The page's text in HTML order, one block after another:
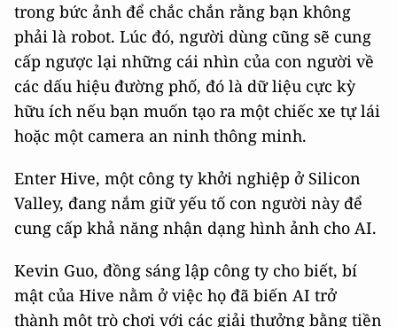
trong bức ảnh để chắc chắn rằng bạn không
phải là robot. Lúc đó, người dùng cũng sẽ cung
cấp ngược lại những cái nhìn của con người về
các dấu hiệu đường phố, đó là dữ liệu cực kỳ
hữu ích nếu bạn muốn tạo ra một chiếc xe tự lái
hoặc một camera an ninh thông minh.
Enter Hive, một công ty khởi nghiệp ở Silicon
Valley, đang nắm giữ yếu tố con người này để
cung cấp khả năng nhận dạng hình ảnh cho AI.
Kevin Guo, đồng sáng lập công ty cho biết, bí
mật của Hive nằm ở việc họ đã biến AI trở
thành một trò chơi với các giải thưởng bằng tiền